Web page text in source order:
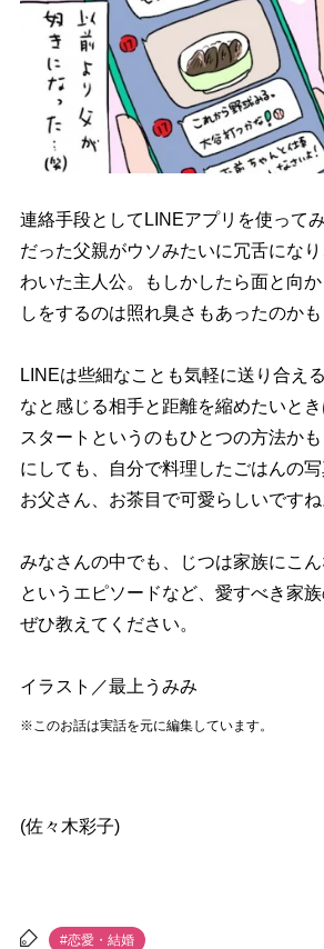
連絡手段としてLINEアプリを使って
だった父親がウソみたいに冗舌にな
わいた主人公。もしかしたら面と向
しをするのは照れ臭さもあったのかも
LINEは些細なことも気軽に送り合え
なと感じる相手と距離を縮めたいと
スタートというのもひとつの方法か
にしても、自分で料理したごはんの
お父さん、お茶目で可愛らしいですね
みなさんの中でも、じつは家族にこん
というエピソードなど、愛すべき家
ぜひ教えてください。
イラスト／最上うみみ
※このお話は実話を元に編集しています。
(佐々木彩子)
#恋愛・結婚